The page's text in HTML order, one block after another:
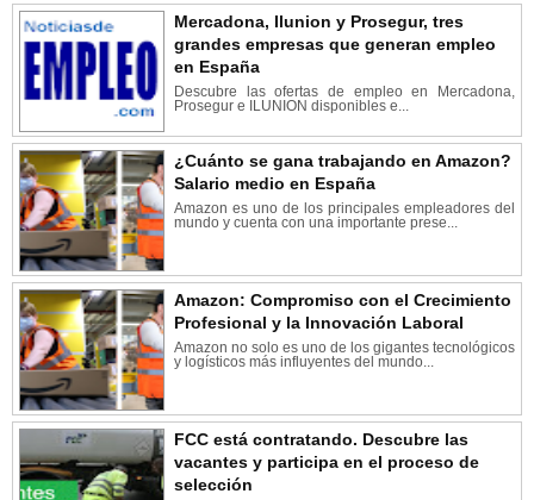
Mercadona, Ilunion y Prosegur, tres
grandes empresas que generan empleo
en España
Descubre las ofertas de empleo en Mercadona,
Prosegur e ILUNION disponibles e...
¿Cuánto se gana trabajando en Amazon?
Salario medio en España
Amazon es uno de los principales empleadores del
mundo y cuenta con una importante prese...
Amazon: Compromiso con el Crecimiento
Profesional y la Innovación Laboral
Amazon no solo es uno de los gigantes tecnológicos
y logísticos más influyentes del mundo...
FCC está contratando. Descubre las
vacantes y participa en el proceso de
selección